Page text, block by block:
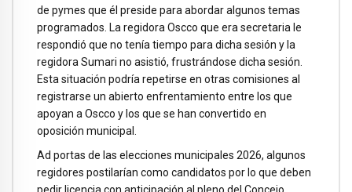
de pymes que él preside para abordar algunos temas
programados. La regidora Oscco que era secretaria le
respondió que no tenía tiempo para dicha sesión y la
regidora Sumari no asistió, frustrándose dicha sesión.
Esta situación podría repetirse en otras comisiones al
registrarse un abierto enfrentamiento entre los que
apoyan a Oscco y los que se han convertido en
oposición municipal.
Ad portas de las elecciones municipales 2026, algunos
regidores postilarían como candidatos por lo que deben
pedir licencia con anticipación al pleno del Concejo